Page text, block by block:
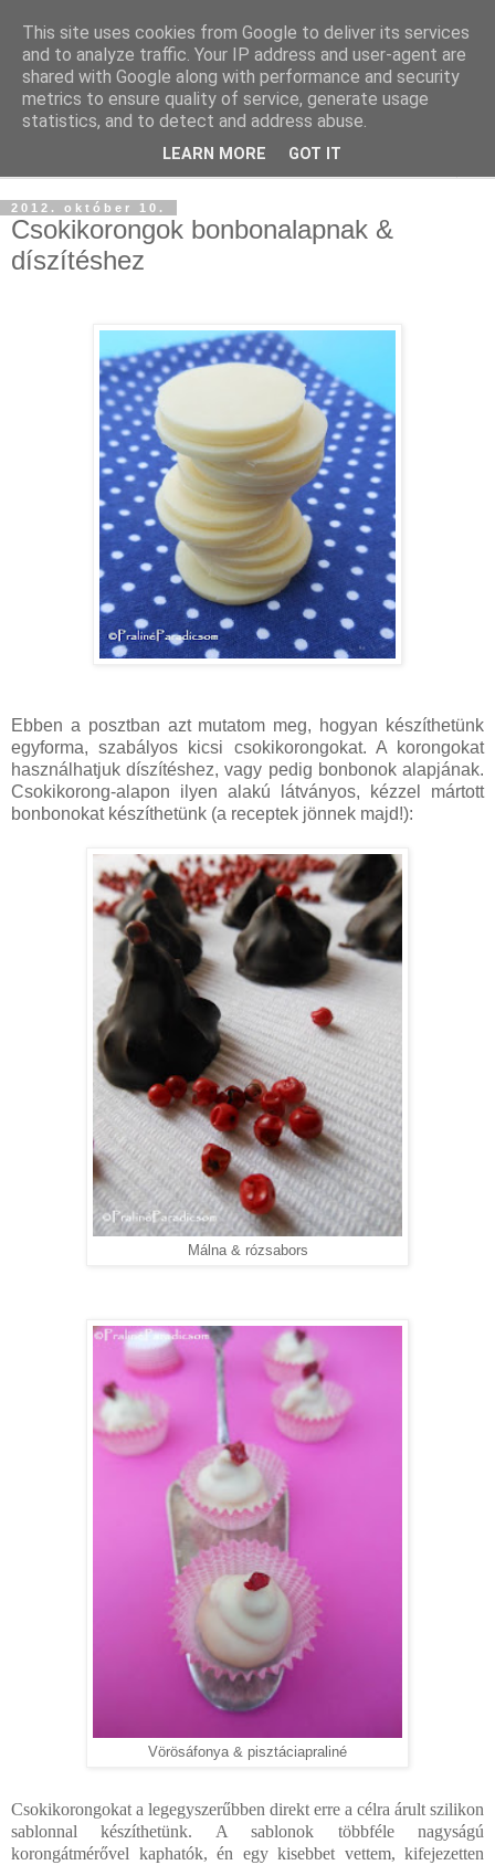
2012. október 10.
Csokikorongok bonbonalapnak &
díszítéshez
Ebben a posztban azt mutatom meg, hogyan készíthetünk
egyforma, szabályos kicsi csokikorongokat. A korongokat
használhatjuk díszítéshez, vagy pedig bonbonok alapjának.
Csokikorong-alapon ilyen alakú látványos, kézzel mártott
bonbonokat készíthetünk (a receptek jönnek majd!):
Málna & rózsabors
Vörösáfonya & pisztáciapraliné
Csokikorongokat a legegyszerűbben direkt erre a célra árult szilikon
sablonnal készíthetünk. A sablonok többféle nagyságú
korongátmérővel kaphatók, én egy kisebbet vettem, kifejezetten
This site uses cookies from Google to deliver its services
and to analyze traffic. Your IP address and user-agent are
shared with Google along with performance and security
metrics to ensure quality of service, generate usage
statistics, and to detect and address abuse.
LEARN MORE GOT IT